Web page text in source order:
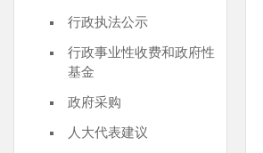
行政执法公示
行政事业性收费和政府性
基金
政府采购
人大代表建议